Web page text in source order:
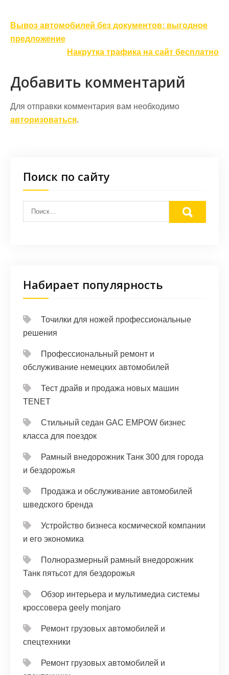
Навигация
по
записям
Вывоз автомобилей без документов: выгодное
предложение
Накрутка трафика на сайт бесплатно
Добавить комментарий
Для отправки комментария вам необходимо
авторизоваться.
Поиск по сайту
Набирает популярность
Точилки для ножей профессиональные
решения
Профессиональный ремонт и
обслуживание немецких автомобилей
Тест драйв и продажа новых машин
TENET
Стильный седан GAC EMPOW бизнес
класса для поездок
Рамный внедорожник Танк 300 для города
и бездорожья
Продажа и обслуживание автомобилей
шведского бренда
Устройство бизнеса космической компании
и его экономика
Полноразмерный рамный внедорожник
Танк пятьсот для бездорожья
Обзор интерьера и мультимедиа системы
кроссовера geely monjaro
Ремонт грузовых автомобилей и
спецтехники
Ремонт грузовых автомобилей и